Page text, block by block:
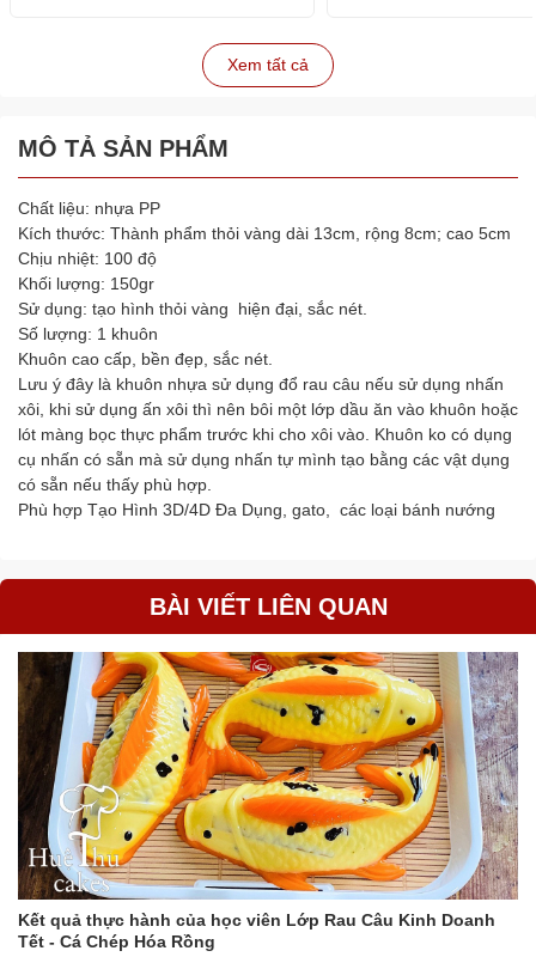
Xem tất cả
MÔ TẢ SẢN PHẨM
Chất liệu: nhựa PP
Kích thước: Thành phẩm thỏi vàng dài 13cm, rộng 8cm; cao 5cm
Chịu nhiệt: 100 độ
Khối lượng: 150gr
Sử dụng: tạo hình thỏi vàng hiện đại, sắc nét.
Số lượng: 1 khuôn
Khuôn cao cấp, bền đẹp, sắc nét.
Lưu ý đây là khuôn nhựa sử dụng đổ rau câu nếu sử dụng nhấn
xôi, khi sử dụng ấn xôi thì nên bôi một lớp dầu ăn vào khuôn hoặc
lót màng bọc thực phẩm trước khi cho xôi vào. Khuôn ko có dụng
cụ nhấn có sẵn mà sử dụng nhấn tự mình tạo bằng các vật dụng
có sẵn nếu thấy phù hợp.
Phù hợp Tạo Hình 3D/4D Đa Dụng, gato, các loại bánh nướng
BÀI VIẾT LIÊN QUAN
Kết quả thực hành của học viên Lớp Rau Câu Kinh Doanh
Tết - Cá Chép Hóa Rồng